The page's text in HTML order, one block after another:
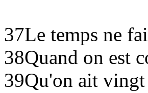
37Le temps ne
38Quand on est
39Qu'on ait vingt